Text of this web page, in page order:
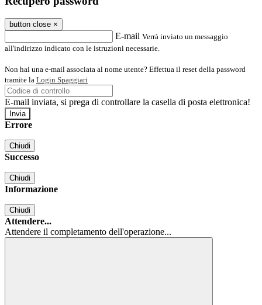
button close ×
E-mail Verrà inviato un messaggio
all'indirizzo indicato con le istruzioni necessarie.
Non hai una e-mail associata al nome utente? Effettua il reset della password
tramite la Login Spaggiari
E-mail inviata, si prega di controllare la casella di posta elettronica!
Errore
Chiudi
Successo
Chiudi
Informazione
Chiudi
Attendere...
Attendere il completamento dell'operazione...